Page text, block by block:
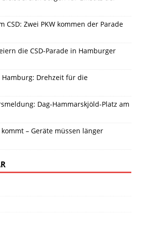
CSD: Zwei PKW kommen der Parade
die CSD-Parade in Hamburger
Drehzeit für die
Dag-Hammarskjöld-Platz am
– Geräte müssen länger